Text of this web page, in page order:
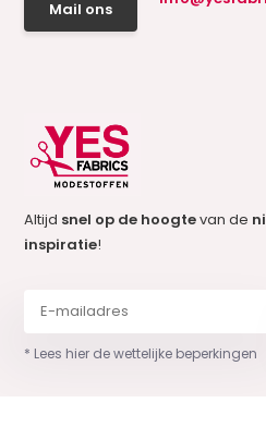
Mail ons
Altijd snel op de hoogtevan de
inspiratie!
* Lees hier de wettelijke beperkingen